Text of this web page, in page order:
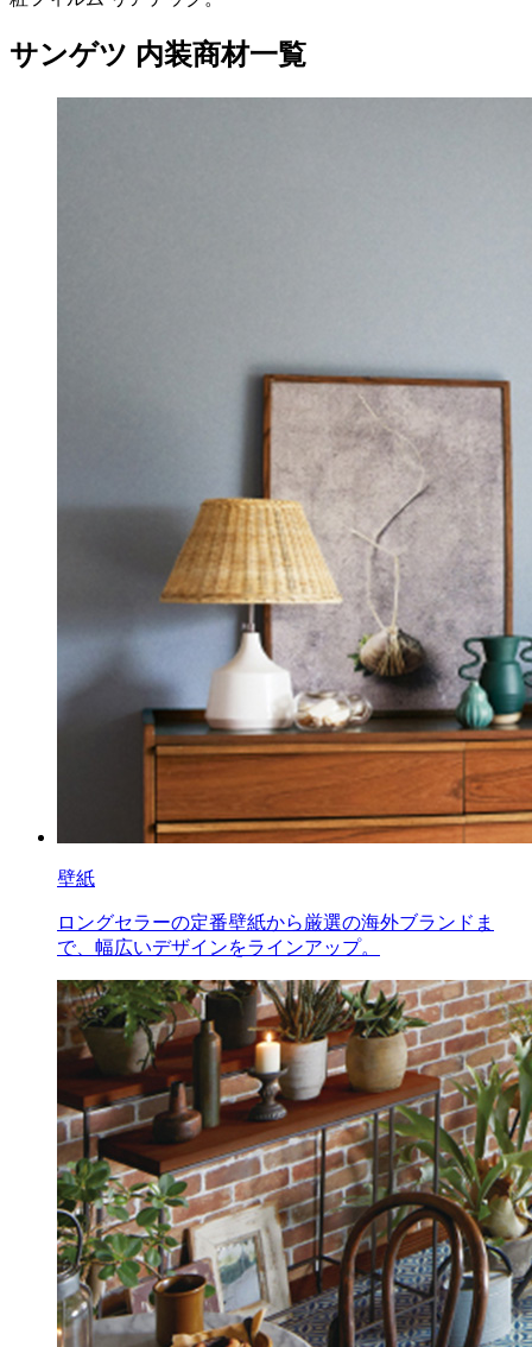
サンゲツ 内装商材一覧
壁紙
ロングセラーの定番壁紙から厳選の海外ブランドま
で、幅広いデザインをラインアップ。